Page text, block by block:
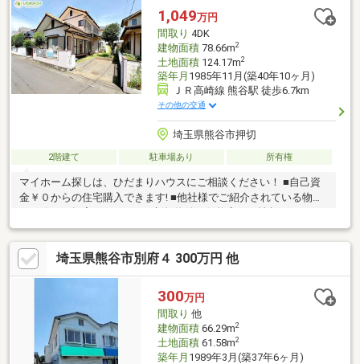
ご相談下さい！３）住宅ローン相談無料で受付致します！４）即
日・平日・夜間のご対応も可能1,049万円
間取り 4DK
建物面積78.66m2
土地面積124.17m2
築年月 1985年11月(築40年10ヶ月)
ＪＲ高崎線 熊谷駅 徒歩6.7km
その他の交通
埼玉県熊谷市押切
2階建て 駐車場あり 所有権
マイホーム探しは、ひだまりハウスにご相談ください！ ■自己資
金￥０からの住宅購入できます! ■他社様でご紹介されている物件
スピーディーです。 ■インターネット非公開の物件もご紹介可能
です。 ■ご希望の方にはメールでのやりとりだけで大丈夫です。
■お忙しいときは現地待合せ＆現地解散できます。 ■平日のご見学
希望大歓迎です! ■住宅ローンアドバイザーが銀行手続きをお手伝
埼玉県熊谷市別府４ 300万円 他
300万円
間取り 他
建物面積66.29m2
土地面積61.58m2
築年月 1989年3月(築37年6ヶ月)